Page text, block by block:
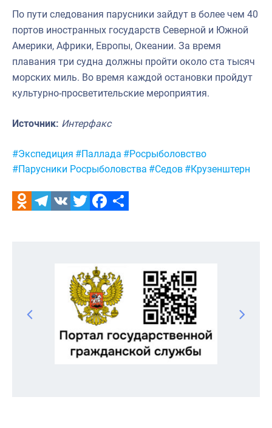
По пути следования парусники зайдут в более чем 40
портов иностранных государств Северной и Южной
Америки, Африки, Европы, Океании. За время
плавания три судна должны пройти около ста тысяч
морских миль. Во время каждой остановки пройдут
культурно-просветительские мероприятия.
Источник: Интерфакс
Метки:
#Экспедиция #Паллада #Росрыболовство
#Парусники Росрыболовства #Седов #Крузенштерн